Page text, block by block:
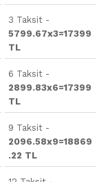
3 Taksit -
5799.67x3=17399
TL
6 Taksit -
2899.83x6=17399
TL
9 Taksit -
2096.58x9=18869
.22 TL